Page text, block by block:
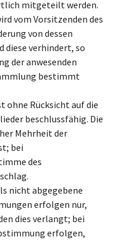
mitgeteilt werden.
vom Vorsitzenden des
von dessen
verhindert, so
der anwesenden
bestimmt
ohne Rücksicht auf die
beschlussfähig. Die
Mehrheit der
bei
des
nicht abgegebene
erfolgen nur,
dies verlangt; bei
erfolgen,